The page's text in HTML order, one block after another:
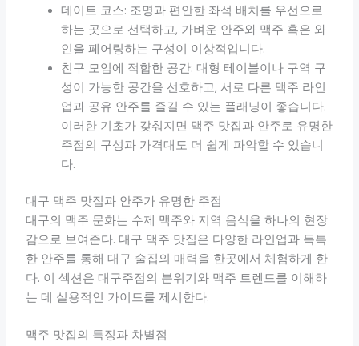
데이트 코스: 조명과 편안한 좌석 배치를 우선으로
하는 곳으로 선택하고, 가벼운 안주와 맥주 혹은 와
인을 페어링하는 구성이 이상적입니다.
친구 모임에 적합한 공간: 대형 테이블이나 구역 구
성이 가능한 공간을 선호하고, 서로 다른 맥주 라인
업과 공유 안주를 즐길 수 있는 플래닝이 좋습니다.
이러한 기초가 갖춰지면 맥주 맛집과 안주로 유명한
주점의 구성과 가격대도 더 쉽게 파악할 수 있습니
다.
대구 맥주 맛집과 안주가 유명한 주점
대구의 맥주 문화는 수제 맥주와 지역 음식을 하나의 현장
감으로 보여준다. 대구 맥주 맛집은 다양한 라인업과 독특
한 안주를 통해 대구 술집의 매력을 한곳에서 체험하게 한
다. 이 섹션은 대구주점의 분위기와 맥주 트렌드를 이해하
는 데 실용적인 가이드를 제시한다.
맥주 맛집의 특징과 차별점